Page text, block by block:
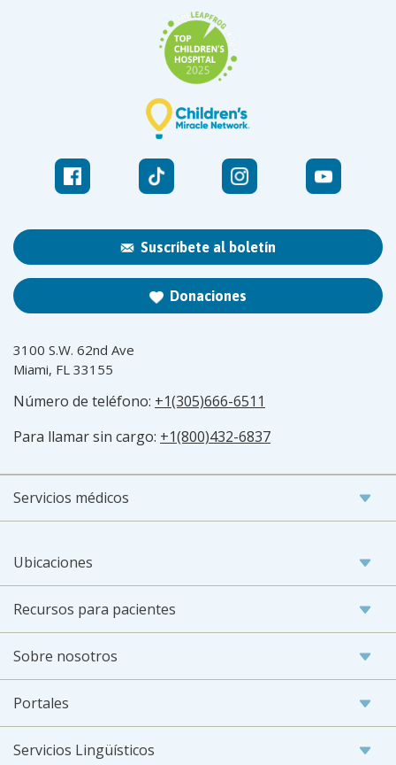
Suscríbete al boletín
Donaciones
3100 S.W. 62nd Ave
Miami, FL 33155
Número de teléfono: +1(305)666-6511
Para llamar sin cargo: +1(800)432-6837
Servicios médicos
Ubicaciones
Recursos para pacientes
Sobre nosotros
Portales
Servicios Lingüísticos